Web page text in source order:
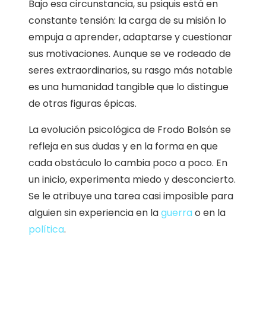
Bajo esa circunstancia, su psiquis está en
constante tensión: la carga de su misión lo
empuja a aprender, adaptarse y cuestionar
sus motivaciones. Aunque se ve rodeado de
seres extraordinarios, su rasgo más notable
es una humanidad tangible que lo distingue
de otras figuras épicas.
La evolución psicológica de Frodo Bolsón se
refleja en sus dudas y en la forma en que
cada obstáculo lo cambia poco a poco. En
un inicio, experimenta miedo y desconcierto.
Se le atribuye una tarea casi imposible para
alguien sin experiencia en laguerra o en la
política.